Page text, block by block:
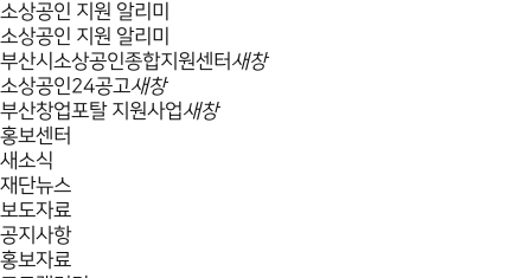
소상공인 지원 알리미
소상공인 지원 알리미
부산시소상공인종합지원센터새창
소상공인24공고새창
부산창업포탈 지원사업새창
홍보센터
새소식
재단뉴스
보도자료
공지사항
홍보자료